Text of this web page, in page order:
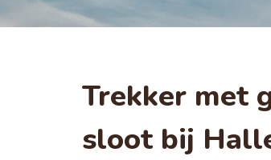
Trekker met
sloot bij